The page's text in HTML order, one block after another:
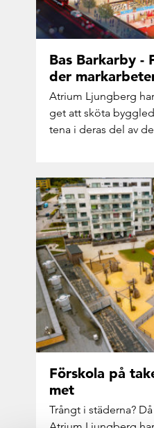
Bas Barkar­by -
der
Atri­um Ljung­berg
get att sköta
te­na i deras del av
För­sko­la på
met
Trångt i stä­der­na?